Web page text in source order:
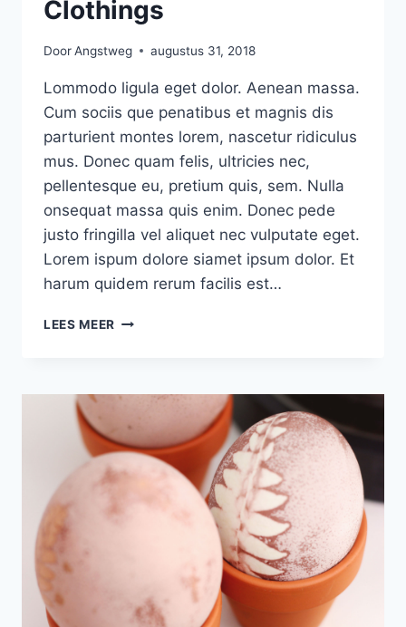
Clothings
DoorAngstweg augustus 31, 2018
Lommodo ligula eget dolor. Aenean massa.
Cum sociis que penatibus et magnis dis
parturient montes lorem, nascetur ridiculus
mus. Donec quam felis, ultricies nec,
pellentesque eu, pretium quis, sem. Nulla
onsequat massa quis enim. Donec pede
justo fringilla vel aliquet nec vulputate eget.
Lorem ispum dolore siamet ipsum dolor. Et
harum quidem rerum facilis est…
LEES MEER MAKE